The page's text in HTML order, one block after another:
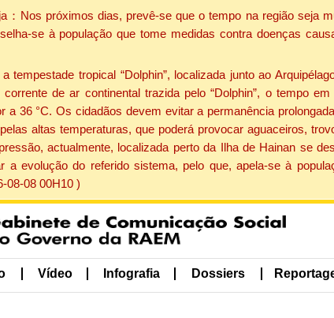
：Nos próximos dias, prevê-se que o tempo na região seja
se à população que tome medidas contra doenças
tempestade tropical “Dolphin”, localizada junto ao
de ar continental trazida pelo “Dolphin”, o tempo
a 36 °C. Os cidadãos devem evitar a permanência
altas temperaturas, que poderá provocar aguaceiros,
actualmente, localizada perto da Ilha de Hainan se
a evolução do referido sistema, pelo que, apela-se à
08-08 00H10 )
Vídeo Infografia Dossiers